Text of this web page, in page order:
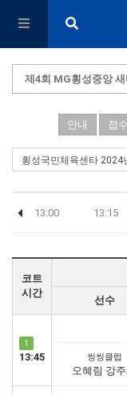
제4회 MG횡성중앙
안내 접수
13:00 13:15
코트
시간
선수
1
13:45 씽씽클럽
오혜림 강주